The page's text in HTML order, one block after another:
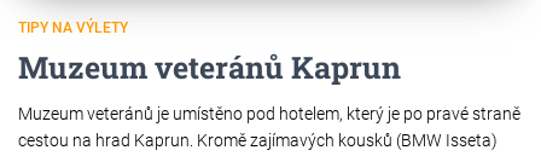
TIPY NA VÝLETY
Muzeum veteránů Kaprun
Muzeum veteránů je umístěno pod hotelem, který je po pravé straně
cestou na hrad Kaprun. Kromě zajímavých kousků (BMW Isseta)